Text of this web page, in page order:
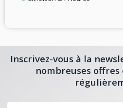
Inscrivez-vous à la
nombreuses